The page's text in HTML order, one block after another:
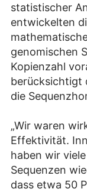
statistischer
entwickelten
genomischen
Kopienzahl
berücksichtigt
die
„Wir waren
Effektivität.
haben wir
Sequenzen
dass etwa 50